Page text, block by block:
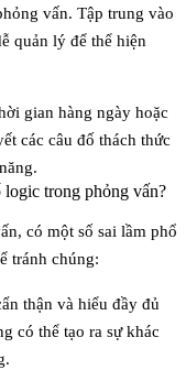
vấn. Tập trung vào
quản lý để thể hiện
gian hàng ngày hoặc
các câu đố thách thức
trong phỏng vấn?
có một số sai lầm phổ
tránh chúng:
thận và hiểu đầy đủ
có thể tạo ra sự khác